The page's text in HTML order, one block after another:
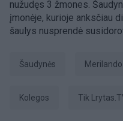
nužudęs 3 žmones.
įmonėje, kurioje anksčiau
šaulys nusprendė
šaudynės
kolegos tik